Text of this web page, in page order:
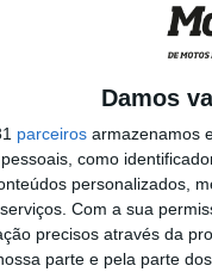
Damos
parceiros armazenamos
como
personalizados,
Com a sua
precisos através da
parte e pela parte